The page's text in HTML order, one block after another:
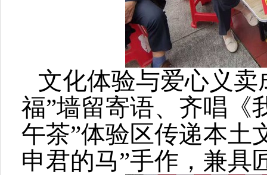
文化体验与爱心义
福”墙留寄语、齐唱《
午茶”体验区传递本土
申君的马”手作，兼具